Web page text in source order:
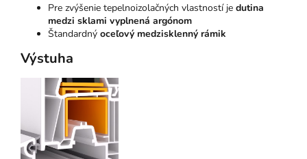
Pre zvýšenie tepelnoizolačných vlastností je dutina
medzi sklami vyplnená argónom
Štandardný oceľový medzisklenný rámik
Výstuha